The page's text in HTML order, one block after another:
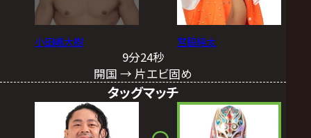
小田嶋大樹 宮脇純太
9分24秒
開国 → 片エビ固め
タッグマッチ